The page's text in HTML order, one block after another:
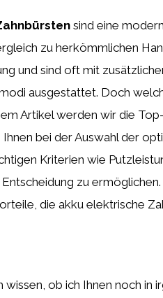
sind eine
zu herkömmlichen
und sind oft mit
ausgestattet. Doch
Artikel werden wir die
bei der Auswahl der
Kriterien wie
zu
die akku elektrische
wissen, ob ich Ihnen noch in